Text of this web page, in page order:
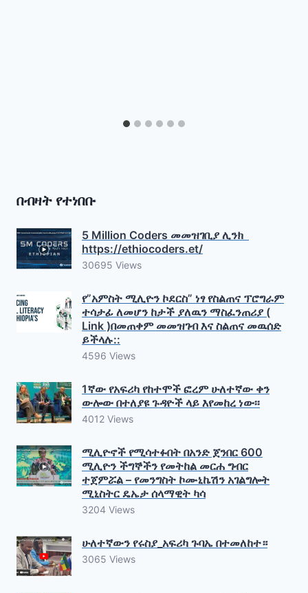
በብዛት የተነበቡ
5 Million Coders መመዝገቢያ ሊንክ
https://ethiocoders.et/
30695 Views
የ”አምስት ሚሊዮን ኮደርስ” ነፃ የስልጠና ፕሮግራም
ተሳታፊ ለመሆን ከታች ያለዉን ማስፈንጠሪያ (
Link )በመጠቀም መመዝገብ እና ስልጠና መዉሰድ
ይችላሉ::
4596 Views
1ኛው የአፍሪካ የከተሞች ፎረም ሁለተኛው ቀን
ውሎው በተለያዩ ጉዳዮች ላይ እየመከረ ነው፡፡
4012 Views
ሚሊዮኖች የሚሳተፉበት በአንድ ጀንበር 600
ሚሊዮን ችግኞችን የመትከል መርሐ ግብር
ተጀምሯል – የመንግስት ኮሙኒኬሽን አገልግሎት
ሚኒስትር ዴኤታ ሰላማዊት ካሳ
3204 Views
ሁለተኛውን የሩስያ_አፍሪካ ጉባኤ በተመለከተ።
3065 Views